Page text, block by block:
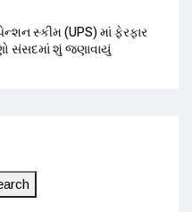
સ્કીમ (UPS) માં ફેરફાર
સંસદમાં શું જણાવાયું